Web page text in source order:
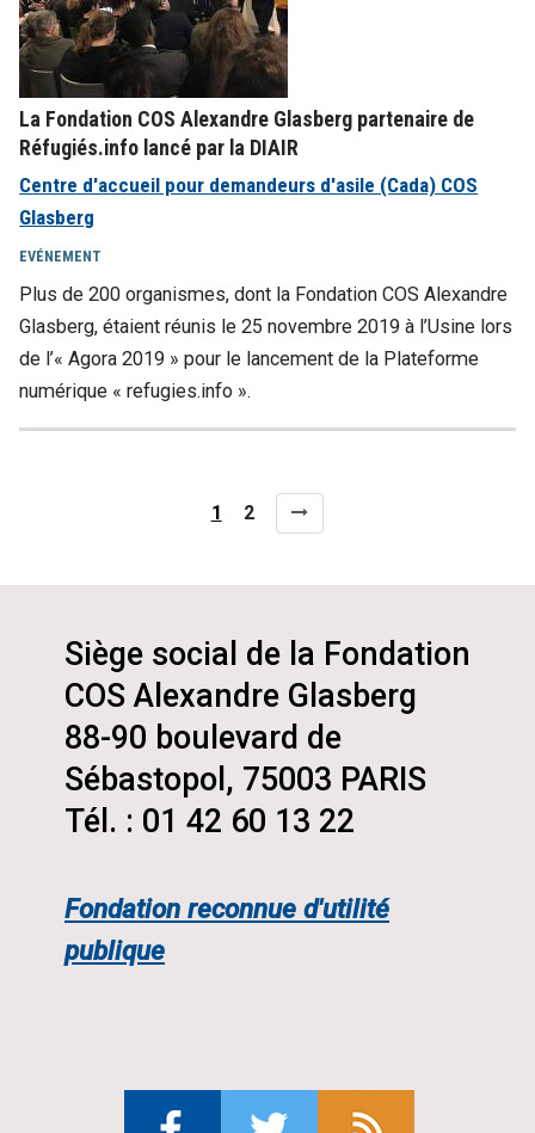
La Fondation COS Alexandre Glasberg partenaire de
Réfugiés.info lancé par la DIAIR
Centre d'accueil pour demandeurs d'asile (Cada) COS
Glasberg
EVÉNEMENT
Plus de 200 organismes, dont la Fondation COS Alexandre
Glasberg, étaient réunis le 25 novembre 2019 à l’Usine lors
de l’« Agora 2019 » pour le lancement de la Plateforme
numérique « refugies.info ».
Page
1 Page
2
Siège social de la Fondation
COS Alexandre Glasberg
88-90 boulevard de
Sébastopol, 75003 PARIS
Tél. : 01 42 60 13 22
Fondation reconnue d'utilité
publique